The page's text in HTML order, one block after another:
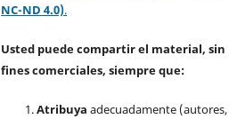
NC-ND 4.0).
Usted puede compartir el material, sin
fines comerciales, siempre que:
Atribuya adecuadamente (autores,